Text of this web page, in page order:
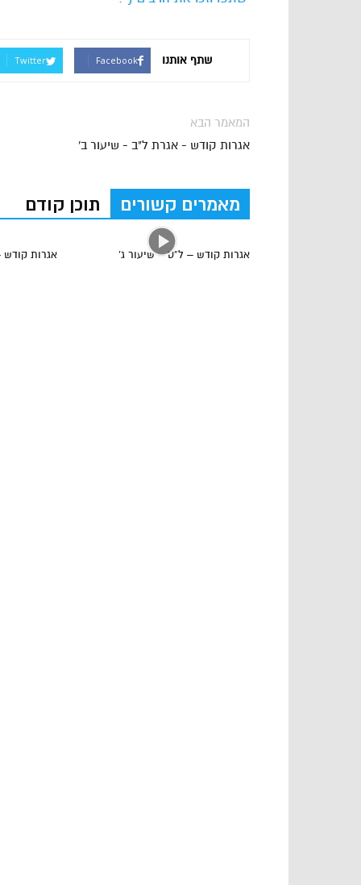
שתף אותנו Facebook
Twitter
המאמר הבא
אגרות קודש - אגרת ל"ב - שיעור ב'
מאמרים קשורים תוכן קודם
אגרות קודש אגרות קודש – ל”ט – שיעור ג’